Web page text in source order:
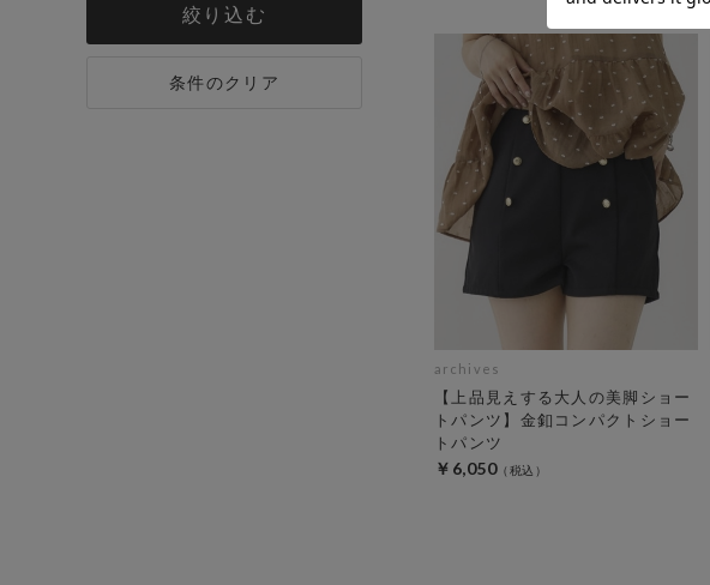
絞り込む
条件のクリア
archives
【上品見えする大人の美脚ショー
トパンツ】金釦コンパクトショー
トパンツ
￥6,050